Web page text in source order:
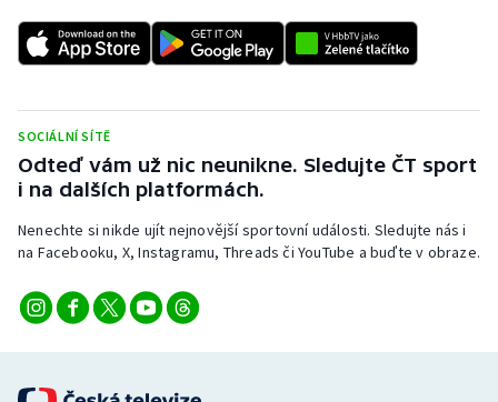
Plážový volejbal
Ragby
Rychlobruslení
Sportovní střelba
SOCIÁLNÍ SÍTĚ
Odteď vám už nic neunikne. Sledujte ČT sport
i na dalších platformách.
Nenechte si nikde ujít nejnovější sportovní události. Sledujte nás i
na Facebooku, X, Instagramu, Threads či YouTube a buďte v obraze.